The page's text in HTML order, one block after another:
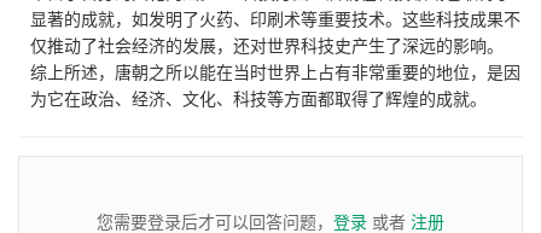
显著的成就，如发明了火药、印刷术等重要技术。这些科技成果不
仅推动了社会经济的发展，还对世界科技史产生了深远的影响。
综上所述，唐朝之所以能在当时世界上占有非常重要的地位，是因
为它在政治、经济、文化、科技等方面都取得了辉煌的成就。
您需要登录后才可以回答问题， 登录 或者 注册